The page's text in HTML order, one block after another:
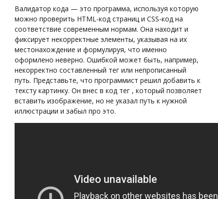
Валидатор кода — это программа, используя которую
можно проверить HTML-код страниц и CSS-код на
соответствие современным нормам. Она находит и
фиксирует некорректные элементы, указывая на их
местонахождение и формулируя, что именно
оформлено неверно. Ошибкой может быть, например,
некорректно составленный тег или непрописанный
путь. Представьте, что программист решил добавить к
тексту картинку. Он внес в код тег , который позволяет
вставить изображение, но не указал путь к нужной
иллюстрации и забыл про это.